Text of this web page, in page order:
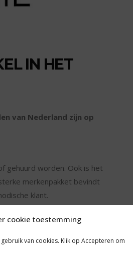
cookie toestemming
van cookies. Klik op Accepteren om
IN HET
van Nederland zijn op
gehuurd worden. Ook is het
merkenpakket bevindt
klant.
Reacties zullen zorgvuldig